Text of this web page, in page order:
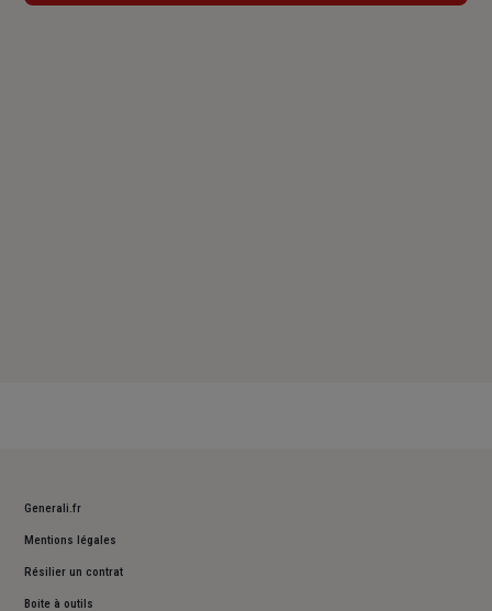
Generali.fr
Mentions légales
Résilier un contrat
Boite à outils